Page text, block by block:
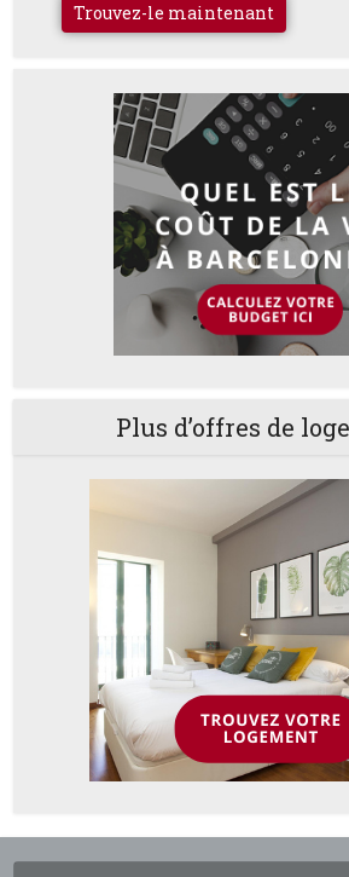
Trouvez-le maintenant
Plus d’offres de